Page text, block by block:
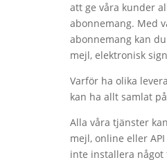
att ge våra kunder
abonnemang. Med
abonnemang kan du
mejl, elektronisk
Varför ha olika
kan ha allt samlat
Alla våra tjänster
mejl, online eller
inte installera